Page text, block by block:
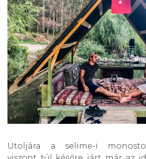
Utoljára a selime-i